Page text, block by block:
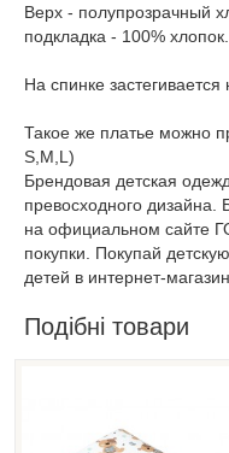
Верх - полупрозрачный
подкладка - 100% хлопок.
На спинке
Такое же платье можно
S,M,L)
Брендовая детская
превосходного
на официальном сайте
покупки. Покупай
детей в интернет-
Подібні товари